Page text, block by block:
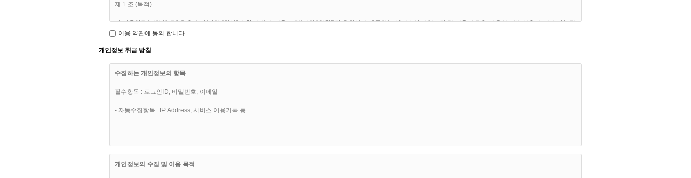
제 1 조 (목적)
이 이용약관(이하 '약관')은 핫슈머(이하 “회사”라 합니다)과 이용 고객(이하 “회원”)간에 회사가 제공하는 서비스의 가입조건 및 이용에 관한 다음의 제반 사항과 기타 기본적
인 사항을 구체적으로 규정함을 목적으로 합니다.
제 2 조 (이용약관의 효력 및 변경)
(1) 이 약관은 “핫슈머(hotsumer.com)” 웹사이트에서 온라인으로 공시함으로써 효력을 발생하며, 합리적인 사유가 발생할 경우 관련법령에 위배되지 않는 범위 안에서 개정
이용 약관에 동의 합니다.
개인정보 취급 방침
수집하는 개인정보의 항목
필수항목 : 로그인ID, 비밀번호, 이메일
- 자동수집항목 : IP Address, 서비스 이용기록 등
개인정보의 수집 및 이용 목적